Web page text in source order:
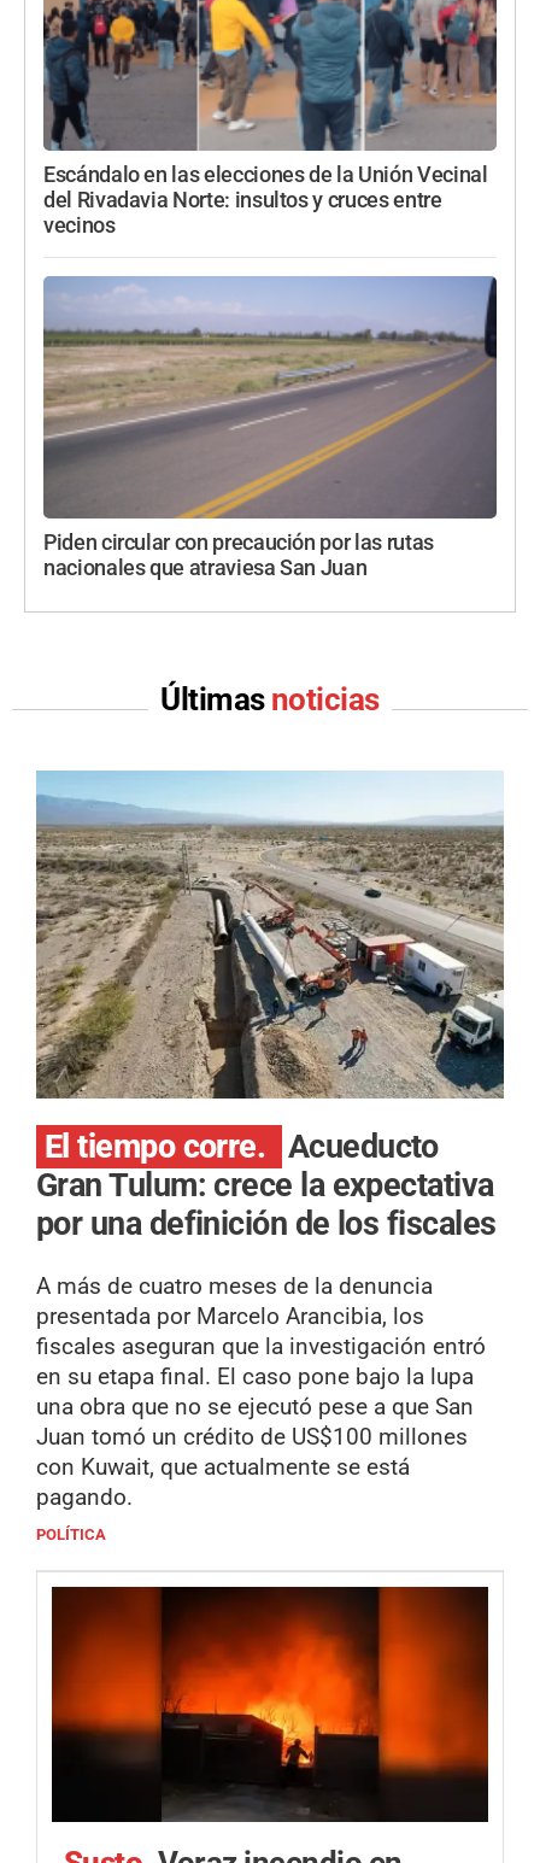
Escándalo en las elecciones de la Unión Vecinal
del Rivadavia Norte: insultos y cruces entre
vecinos
Piden circular con precaución por las rutas
nacionales que atraviesa San Juan
Últimas noticias
El tiempo corre. Acueducto
Gran Tulum: crece la expectativa
por una definición de los fiscales
A más de cuatro meses de la denuncia
presentada por Marcelo Arancibia, los
fiscales aseguran que la investigación entró
en su etapa final. El caso pone bajo la lupa
una obra que no se ejecutó pese a que San
Juan tomó un crédito de US$100 millones
con Kuwait, que actualmente se está
pagando.
POLÍTICA